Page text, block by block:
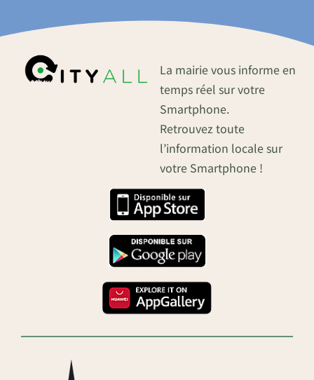
La mairie vous informe en
temps réel sur votre
Smartphone.
Retrouvez toute
l’information locale sur
votre Smartphone !